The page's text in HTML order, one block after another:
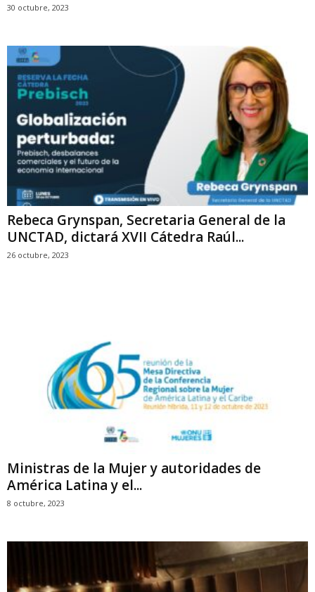
30 octubre, 2023
Rebeca Grynspan, Secretaria General de la
UNCTAD, dictará XVII Cátedra Raúl...
26 octubre, 2023
Ministras de la Mujer y autoridades de
América Latina y el...
8 octubre, 2023